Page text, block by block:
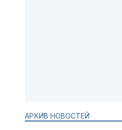
АРХИВ НОВОСТЕЙ